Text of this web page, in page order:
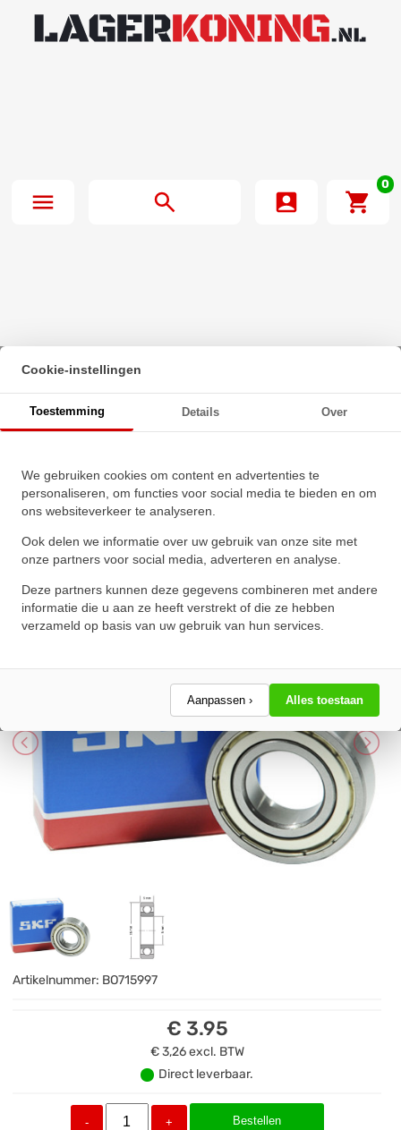
0
Beginpagina·
SKF Miniatuur Kogellager 625 2Z C3 (5x16x5mm)
Cookie-instellingen
Toestemming Details Over
We gebruiken cookies om content en advertenties te
personaliseren, om functies voor social media te bieden en om
ons websiteverkeer te analyseren.
Ook delen we informatie over uw gebruik van onze site met
onze partners voor social media, adverteren en analyse.
Deze partners kunnen deze gegevens combineren met andere
informatie die u aan ze heeft verstrekt of die ze hebben
verzameld op basis van uw gebruik van hun services.
Aanpassen › Alles toestaan
SKF Miniatuur Kogellager 625 2Z
C3 (5x16x5mm)
★★★★★
★★★★★
Schrijf een review!
Artikelnummer: BO715997
€ 3.95
€ 3,26excl. BTW
Direct leverbaar.
- + Bestellen